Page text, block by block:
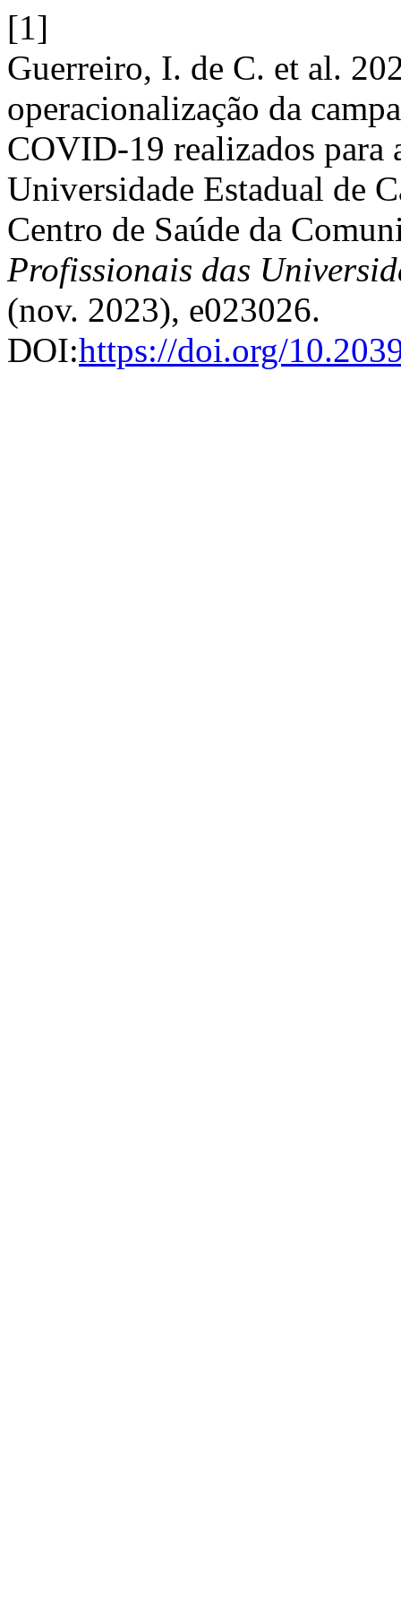
[1]
Guerreiro, I. de C. et al.
operacionalização da
COVID-19 realizados para
Universidade Estadual de
Centro de Saúde da
Profissionais das
(nov. 2023), e023026.
DOI:https://doi.org/